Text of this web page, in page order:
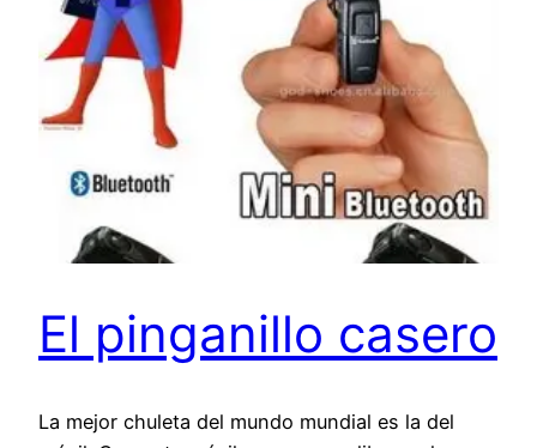
El pinganillo casero
La mejor chuleta del mundo mundial es la del